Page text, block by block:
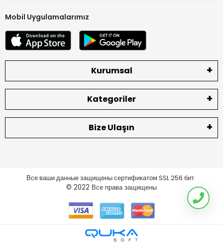
Mobil Uygulamalarımız
Kurumsal
Kategoriler
Bize Ulaşın
Все ваши данные защищены сертификатом SSL 256 бит.
© 2022 Все права защищены